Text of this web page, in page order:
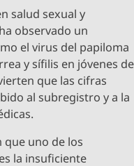
salud sexual y
observado un
el virus del papiloma
y sífilis en jóvenes de
que las cifras
al subregistro y a la
que uno de los
la insuficiente